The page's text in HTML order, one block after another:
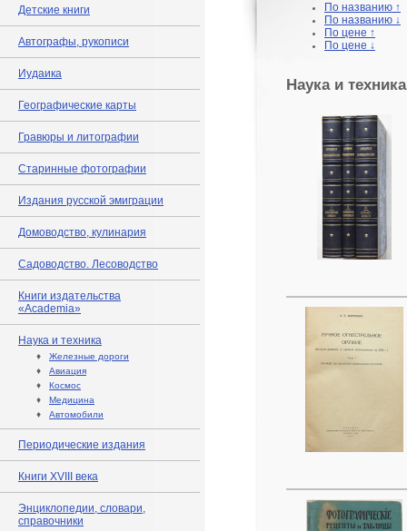
Детские книги
Автографы, рукописи
Иудаика
Географические карты
Гравюры и литографии
Старинные фотографии
Издания русской эмиграции
Домоводство, кулинария
Садоводство. Лесоводство
Книги издательства
«Academia»
Наука и техника
♦ Железные дороги
♦ Авиация
♦ Космос
♦ Медицина
♦ Автомобили
Периодические издания
Книги XVIII века
Энциклопедии, словари,
справочники
По названию ↑
По названию ↓
По цене ↑
По цене ↓
Наука и техника